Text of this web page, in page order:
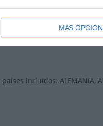
MÁS
incluidos: ALEMANIA,